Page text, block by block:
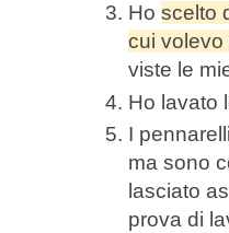
Ho scelto
cui volevo
viste le
Ho lavato
I
ma sono
lasciato
prova di